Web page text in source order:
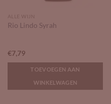
ALLE WIJN
Rio Lindo Syrah
€7,79
TOEVOEGEN AAN
WINKELWAGEN